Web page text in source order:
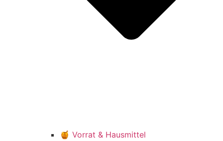
🍯 Vorrat & Hausmittel